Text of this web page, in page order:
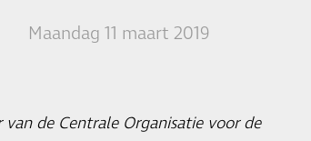
Maandag 11 maart 2019
de Centrale Organisatie voor de